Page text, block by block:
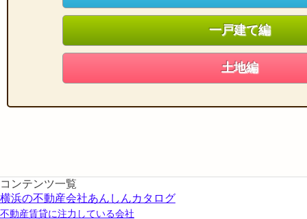
一戸建て編
土地編
コンテンツ一覧
横浜の不動産会社あんしんカタログ
不動産賃貸に注力している会社